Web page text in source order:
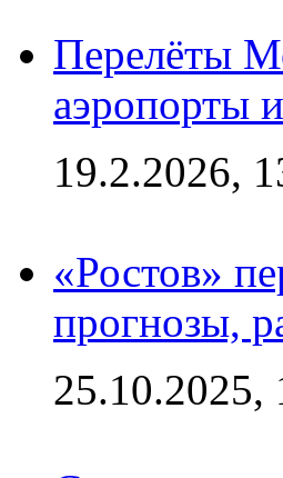
Перелёты
аэропорты
19.2.2026,
«Ростов»
прогнозы,
25.10.2025,